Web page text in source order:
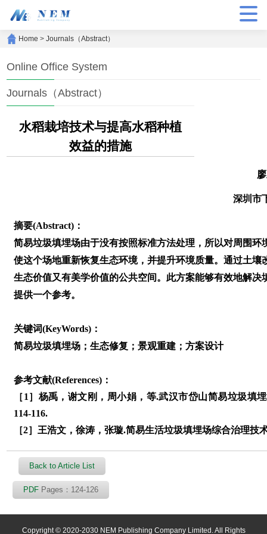
Home >Journals（Abstract）
Online Office System
Journals（Abstract）
水稻栽培技术与提高水稻种植
效益的措施
深圳市
摘要(Abstract)：
简易垃圾填埋场由于没有按照标准方法处理，所以对周围
使这个场地重新恢复生态环境，并提升环境质量。通过土
生态价值又有美学价值的公共空间。此方案能够有效地解
提供一个参考。
关键词(KeyWords)：
简易垃圾填埋场；生态修复；景观重建；方案设计
参考文献(References)：
［1］杨禹，谢文刚，周小娟，等.武汉市岱山简易垃圾填
114-116.
［2］王浩文，徐涛，张璇.简易生活垃圾填埋场综合治理技
Back to Article List
PDF Pages：124-126
Copyright © 2020-2030 NEM Publishing Company Limited. All Rights